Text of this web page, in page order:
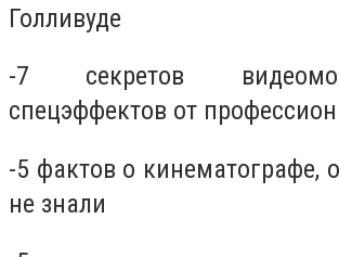
Голливуде
-7 секретов
спецэффектов от
-5 фактов о кинематографе,
не знали